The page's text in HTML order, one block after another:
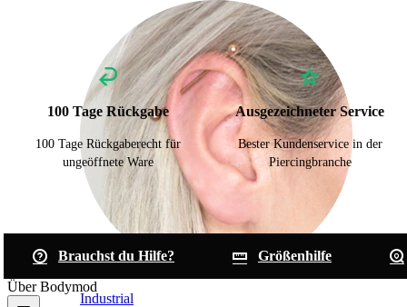
Industrial
100 Tage Rückgabe
100 Tage Rückgaberecht für
ungeöffnete Ware
Ausgezeichneter Service
Bester Kundenservice in der
Piercingbranche
Brauchst du Hilfe?
Größenhilfe
Über Bodymod